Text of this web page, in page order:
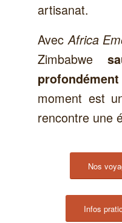
artisanat.
AvecAfrica
Zimbabwe
moment est
rencontre une
Nos
Infos